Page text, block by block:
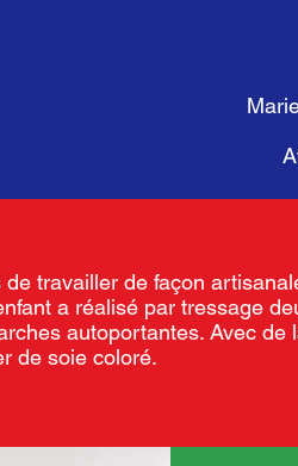
de travailler de façon
a réalisé par tressage
autoportantes. Avec de
de soie coloré.